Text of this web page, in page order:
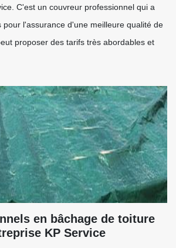
C'est un couvreur professionnel qui a
pour l'assurance d'une meilleure qualité de
proposer des tarifs très abordables et
en bâchage de toiture
KP Service